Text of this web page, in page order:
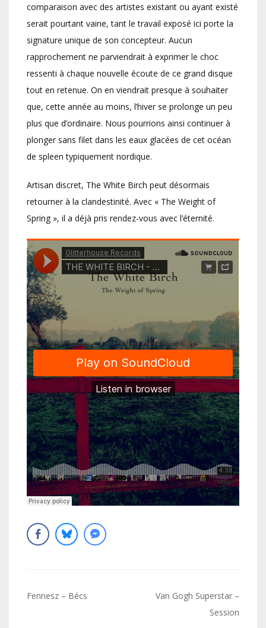
comparaison avec des artistes existant ou ayant existé
serait pourtant vaine, tant le travail exposé ici porte la
signature unique de son concepteur. Aucun
rapprochement ne parviendrait à exprimer le choc
ressenti à chaque nouvelle écoute de ce grand disque
tout en retenue. On en viendrait presque à souhaiter
que, cette année au moins, l’hiver se prolonge un peu
plus que d’ordinaire. Nous pourrions ainsi continuer à
plonger sans filet dans les eaux glacées de cet océan
de spleen typiquement nordique.
Artisan discret, The White Birch peut désormais
retourner à la clandestinité. Avec « The Weight of
Spring », il a déjà pris rendez-vous avec l’éternité.
Navigation
Fennesz – Bécs
Van Gogh Superstar –
Session